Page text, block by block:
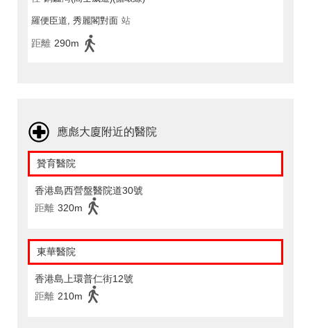
羅便臣道, 秀麗閣對面 站
距離 290m
應彪大廈附近的醫院
贊育醫院
香港島西營盤醫院道30號
距離 320m
東華醫院
香港島上環普仁街12號
距離 210m